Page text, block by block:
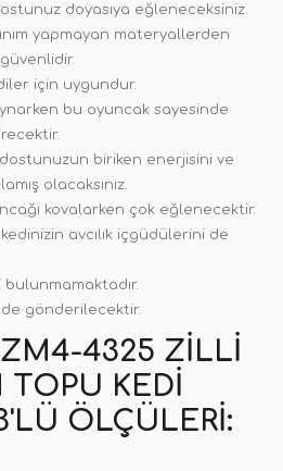
doyasıya eğleneceksiniz.
yapmayan materyallerden
için uygundur.
bu oyuncak sayesinde
biriken enerjisini ve
olacaksınız.
kovalarken çok eğlenecektir.
avcılık içgüdülerini de
bulunmamaktadır.
gönderilecektir.
ZM4-4325 ZILLI
TOPU KEDI
ÖLÇÜLERI: